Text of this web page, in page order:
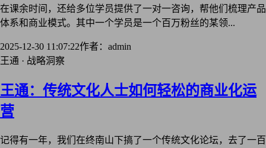
在课余时间，还给多位学员提供了一对一咨询，帮他们梳理产品
体系和商业模式。其中一个学员是一个百万粉丝的某领...
2025-12-30 11:07:22作者：admin
王通 · 战略洞察
王通：传统文化人士如何轻松的商业化运
营
记得有一年，我们在终南山下搞了一个传统文化论坛，去了一百